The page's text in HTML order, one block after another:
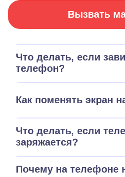
Вызвать
Что делать, если
телефон?
Как поменять экран
Что делать, если
заряжается?
Почему на телефоне